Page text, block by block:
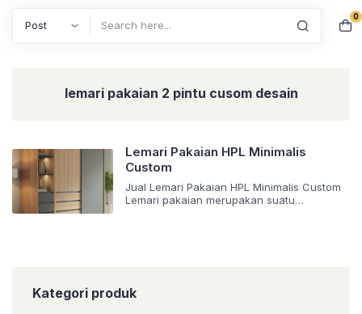
0
lemari pakaian 2 pintu cusom desain
Lemari Pakaian HPL Minimalis
Custom
Jual Lemari Pakaian HPL Minimalis Custom
Lemari pakaian merupakan suatu
pakaian custom yang banyak diburu karena
Kategori produk